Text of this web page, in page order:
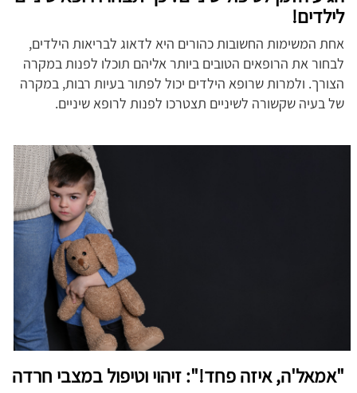
לילדים!
אחת המשימות החשובות כהורים היא לדאוג לבריאות הילדים,
לבחור את הרופאים הטובים ביותר אליהם תוכלו לפנות במקרה
הצורך. ולמרות שרופא הילדים יכול לפתור בעיות רבות, במקרה
של בעיה שקשורה לשיניים תצטרכו לפנות לרופא שיניים.
"אמאל'ה, איזה פחד!": זיהוי וטיפול במצבי חרדה